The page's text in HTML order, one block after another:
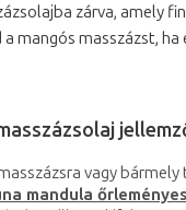
zárva, amely
mangós masszázst, ha
vagy
mandula